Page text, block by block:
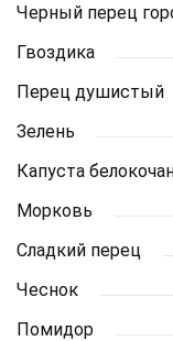
Черный перец
Гвоздика
Перец душистый
Зелень
Капуста
Морковь
Сладкий перец
Чеснок
Помидор